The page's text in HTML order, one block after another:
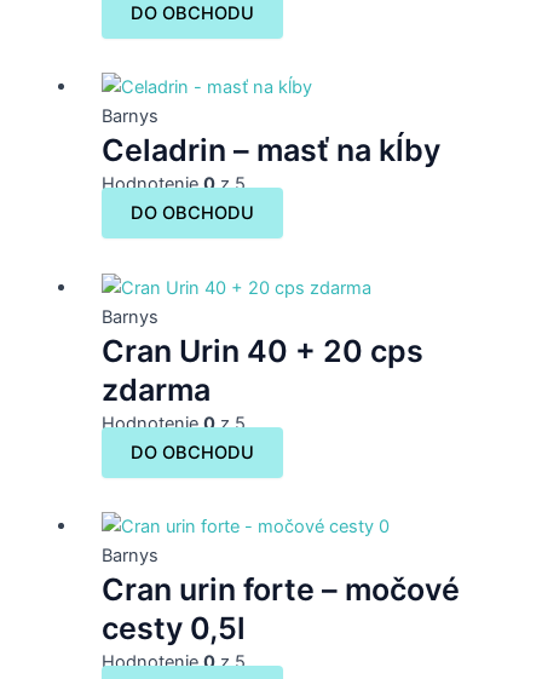
DO OBCHODU
Barnys
Celadrin – masť na kĺby
Hodnotenie0z 5
DO OBCHODU
Barnys
Cran Urin 40 + 20 cps
zdarma
Hodnotenie0z 5
DO OBCHODU
Barnys
Cran urin forte – močové
cesty 0,5l
Hodnotenie0z 5